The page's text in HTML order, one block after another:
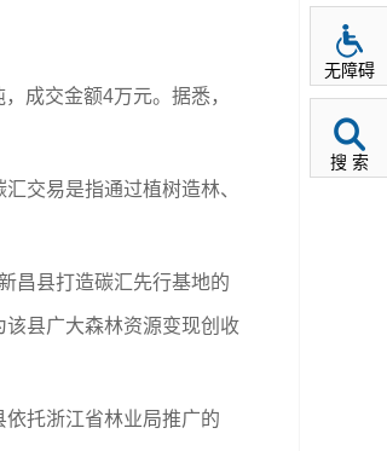
成交金额4万元。据悉，
交易是指通过植树造林、
昌县打造碳汇先行基地的
县广大森林资源变现创收
托浙江省林业局推广的
无障碍
搜 索